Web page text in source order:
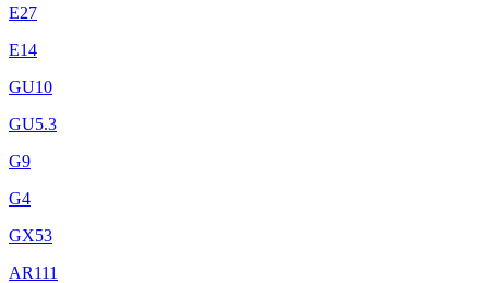
E27
E14
GU10
GU5.3
G9
G4
GX53
AR111